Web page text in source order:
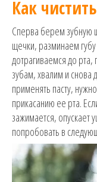
Как
Сперва берем зубную
щечки, разминаем
дотрагиваемся до
зубам, хвалим и снова
применять пасту,
прикасанию ее рта.
зажимается, опускает
попробовать в